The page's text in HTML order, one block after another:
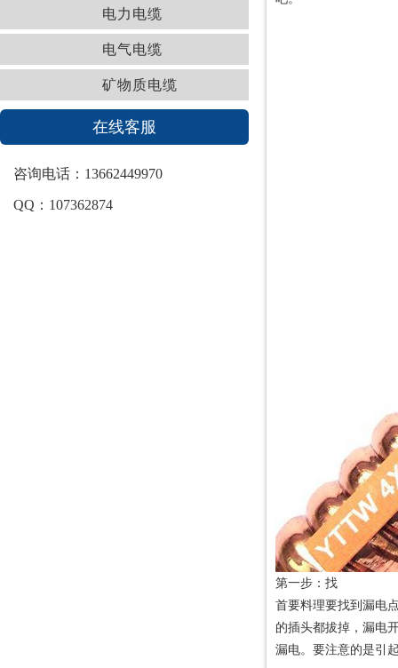
电力电缆
电气电缆
矿物质电缆
在线客服
咨询电话：13662449970
QQ：107362874
第一步：找
首要料理要找到漏电
的插头都拔掉，漏电
漏电。要注意的是引